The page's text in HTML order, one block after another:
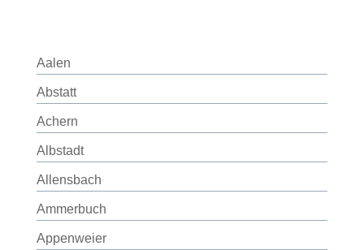
Aalen
Abstatt
Achern
Albstadt
Allensbach
Ammerbuch
Appenweier